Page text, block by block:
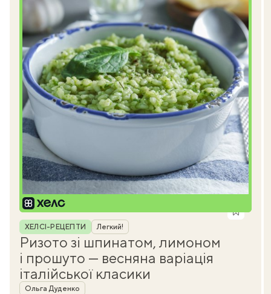
Рубрика
ХЕЛСІ-РЕЦЕПТИ Легкий!
Ризото зі шпинатом, лимоном
і прошуто — весняна варіація
італійської класики
Автор
Ольга Дуденко